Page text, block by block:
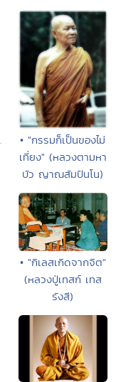
• "กรรมก็เป็นของไม่
เที่ยง" (หลวงตามหา
บัว ญาณสัมปันโน)
• "กิเลสเกิดจากจิต"
(หลวงปู่เทสก์ เทส
รังสี)